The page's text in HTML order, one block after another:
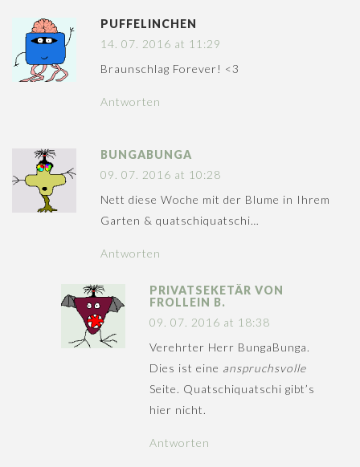
PUFFELINCHEN
14. 07. 2016 at 11:29
Braunschlag Forever! <3
Antworten
BUNGABUNGA
09. 07. 2016 at 10:28
Nett diese Woche mit der Blume in Ihrem
Garten & quatschiquatschi…
Antworten
PRIVATSEKETÄR VON
FROLLEIN B.
09. 07. 2016 at 18:38
Verehrter Herr BungaBunga.
Dies ist eine anspruchsvolle
Seite. Quatschiquatschi gibt’s
hier nicht.
Antworten